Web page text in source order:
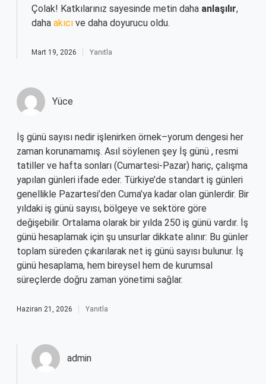
Çolak! Katkılarınız sayesinde metin daha anlaşılır,
daha akıcı ve daha doyurucu oldu.
Mart 19, 2026 Yanıtla
Yüce
İş günü sayısı nedir işlenirken örnek–yorum dengesi her
zaman korunamamış. Asıl söylenen şey İş günü , resmi
tatiller ve hafta sonları (Cumartesi-Pazar) hariç, çalışma
yapılan günleri ifade eder. Türkiye’de standart iş günleri
genellikle Pazartesi’den Cuma’ya kadar olan günlerdir. Bir
yıldaki iş günü sayısı, bölgeye ve sektöre göre
değişebilir. Ortalama olarak bir yılda 250 iş günü vardır. İş
günü hesaplamak için şu unsurlar dikkate alınır: Bu günler
toplam süreden çıkarılarak net iş günü sayısı bulunur. İş
günü hesaplama, hem bireysel hem de kurumsal
süreçlerde doğru zaman yönetimi sağlar.
Haziran 21, 2026 Yanıtla
admin